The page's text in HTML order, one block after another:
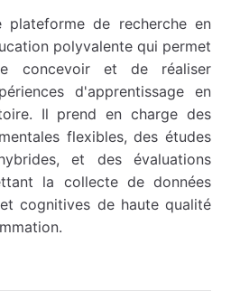
plateforme de recherche en
polyvalente qui permet
concevoir et de réaliser
d'apprentissage en
Il prend en charge des
flexibles, des études
et des évaluations
la collecte de données
cognitives de haute qualité